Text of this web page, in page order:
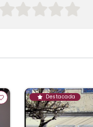
Destacada